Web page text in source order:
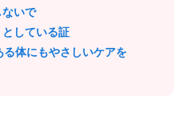
いで
している証
体にもやさしいケアを